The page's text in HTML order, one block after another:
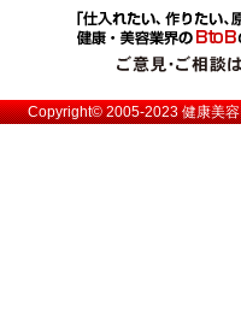
Copyright© 2005-2023健康美